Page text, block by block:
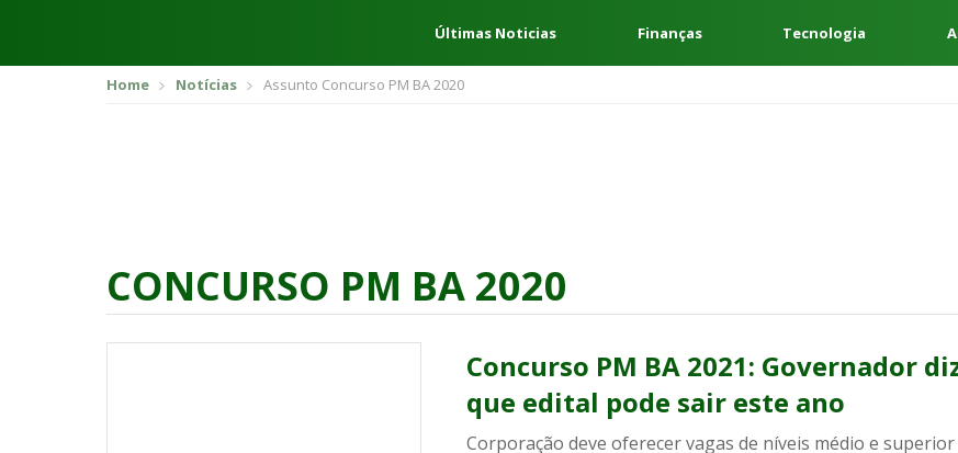
Últimas Noticias Finanças Tecnologia
Home Notícias Assunto Concurso PM BA 2020
CONCURSO PM BA 2020
Concurso PM BA 2021: Governador
que edital pode sair este ano
Corporação deve oferecer vagas de níveis médio e superior